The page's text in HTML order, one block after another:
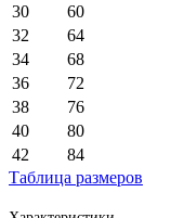
30
60
32
64
34
68
36
72
38
76
40
80
42
84
Таблица размеров